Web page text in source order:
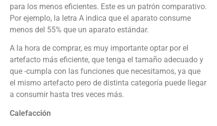
para los menos eficientes. Este es un patrón comparativo.
Por ejemplo, la letra A indica que el aparato consume
menos del 55% que un aparato estándar.
A la hora de comprar, es muy importante optar por el
artefacto más eficiente, que tenga el tamaño adecuado y
que -cumpla con las funciones que necesitamos, ya que
el mismo artefacto pero de distinta categoría puede llegar
a consumir hasta tres veces más.
Calefacción